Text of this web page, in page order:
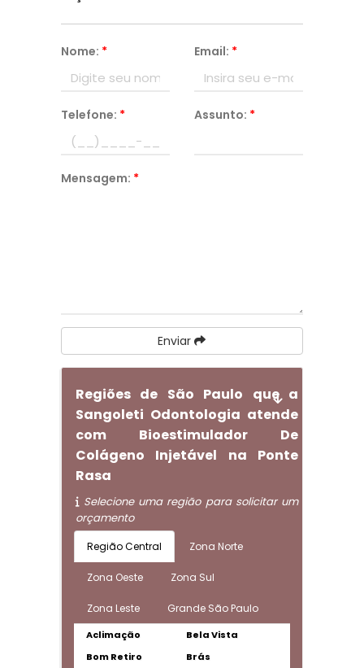
Nome: * Email: *
Telefone: * Assunto: *
Mensagem: *
Enviar
Regiões de São Paulo que a
Sangoleti Odontologia atende
com Bioestimulador De
Colágeno Injetável na Ponte
Rasa
Selecione uma região para solicitar um
orçamento
Região Central Zona Norte
Zona Oeste Zona Sul
Zona Leste Grande São Paulo
Aclimação
Bela Vista
Bom Retiro
Brás